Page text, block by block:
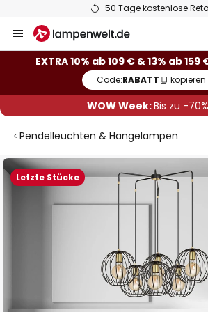
50 Tage kostenlose
Inhalt
springen
EXTRA 10% ab 109 € & 13% ab 159
Code:RABATT kopieren
WOW Week:Bis zu -70%
Pendelleuchten & Hängelampen
Letzte Stücke
Zum
Ende